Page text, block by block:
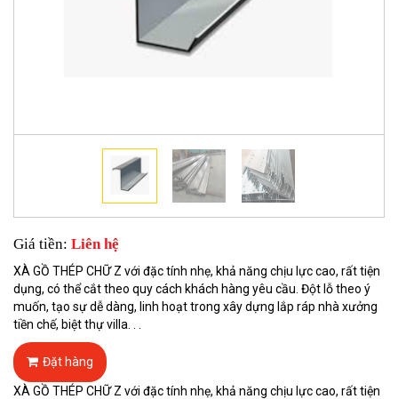
Giá tiền: Liên hệ
XÀ GỒ THÉP CHỮ Z với đặc tính nhẹ, khả năng chịu lực cao, rất tiện
dụng, có thể cắt theo quy cách khách hàng yêu cầu. Đột lỗ theo ý
muốn, tạo sự dễ dàng, linh hoạt trong xây dựng lắp ráp nhà xưởng
tiền chế, biệt thự villa. . .
Đặt hàng
XÀ GỒ THÉP CHỮ Z với đặc tính nhẹ, khả năng chịu lực cao, rất tiện